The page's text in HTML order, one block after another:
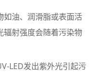
油、润滑脂或表面活
辐射强度会随着污染物
LED发出紫外光引起污